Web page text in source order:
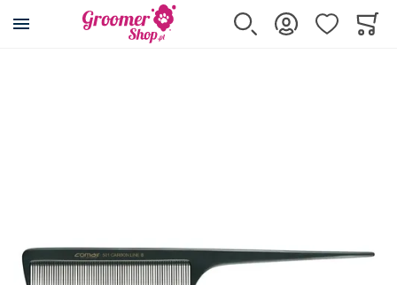
Przejdź na stronę główną
Szukaj Zaloguj sięUlubione